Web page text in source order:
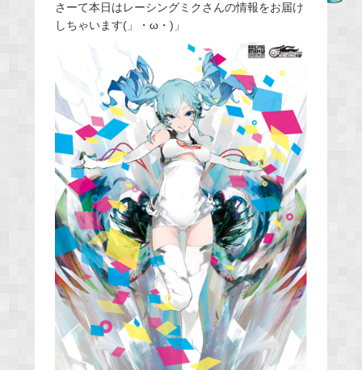
o
o
さーて本日はレーシングミクさんの情報をお届け
しちゃいます(」・ω・)」